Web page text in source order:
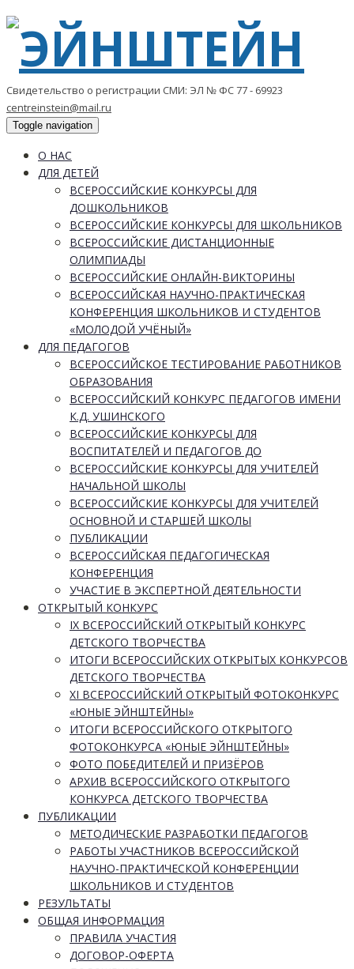
Свидетельство о регистрации СМИ: ЭЛ № ФС 77 - 69923
centreinstein@mail.ru
Toggle navigation
О НАС
ДЛЯ ДЕТЕЙ
ВСЕРОССИЙСКИЕ КОНКУРСЫ ДЛЯ
ДОШКОЛЬНИКОВ
ВСЕРОССИЙСКИЕ КОНКУРСЫ ДЛЯ ШКОЛЬНИКОВ
ВСЕРОССИЙСКИЕ ДИСТАНЦИОННЫЕ
ОЛИМПИАДЫ
ВСЕРОССИЙСКИЕ ОНЛАЙН-ВИКТОРИНЫ
ВСЕРОССИЙСКАЯ НАУЧНО-ПРАКТИЧЕСКАЯ
КОНФЕРЕНЦИЯ ШКОЛЬНИКОВ И СТУДЕНТОВ
«МОЛОДОЙ УЧЁНЫЙ»
ДЛЯ ПЕДАГОГОВ
ВСЕРОССИЙСКОЕ ТЕСТИРОВАНИЕ РАБОТНИКОВ
ОБРАЗОВАНИЯ
ВСЕРОССИЙСКИЙ КОНКУРС ПЕДАГОГОВ ИМЕНИ
К.Д. УШИНСКОГО
ВСЕРОССИЙСКИЕ КОНКУРСЫ ДЛЯ
ВОСПИТАТЕЛЕЙ И ПЕДАГОГОВ ДО
ВСЕРОССИЙСКИЕ КОНКУРСЫ ДЛЯ УЧИТЕЛЕЙ
НАЧАЛЬНОЙ ШКОЛЫ
ВСЕРОССИЙСКИЕ КОНКУРСЫ ДЛЯ УЧИТЕЛЕЙ
ОСНОВНОЙ И СТАРШЕЙ ШКОЛЫ
ПУБЛИКАЦИИ
ВСЕРОССИЙСКАЯ ПЕДАГОГИЧЕСКАЯ
КОНФЕРЕНЦИЯ
УЧАСТИЕ В ЭКСПЕРТНОЙ ДЕЯТЕЛЬНОСТИ
ОТКРЫТЫЙ КОНКУРС
IX ВСЕРОССИЙСКИЙ ОТКРЫТЫЙ КОНКУРС
ДЕТСКОГО ТВОРЧЕСТВА
ИТОГИ ВСЕРОССИЙСКИХ ОТКРЫТЫХ КОНКУРСОВ
ДЕТСКОГО ТВОРЧЕСТВА
XI ВСЕРОССИЙСКИЙ ОТКРЫТЫЙ ФОТОКОНКУРС
«ЮНЫЕ ЭЙНШТЕЙНЫ»
ИТОГИ ВСЕРОССИЙСКОГО ОТКРЫТОГО
ФОТОКОНКУРСА «ЮНЫЕ ЭЙНШТЕЙНЫ»
ФОТО ПОБЕДИТЕЛЕЙ И ПРИЗЁРОВ
АРХИВ ВСЕРОССИЙСКОГО ОТКРЫТОГО
КОНКУРСА ДЕТСКОГО ТВОРЧЕСТВА
ПУБЛИКАЦИИ
МЕТОДИЧЕСКИЕ РАЗРАБОТКИ ПЕДАГОГОВ
РАБОТЫ УЧАСТНИКОВ ВСЕРОССИЙСКОЙ
НАУЧНО-ПРАКТИЧЕСКОЙ КОНФЕРЕНЦИИ
ШКОЛЬНИКОВ И СТУДЕНТОВ
РЕЗУЛЬТАТЫ
ОБЩАЯ ИНФОРМАЦИЯ
ПРАВИЛА УЧАСТИЯ
ДОГОВОР-ОФЕРТА